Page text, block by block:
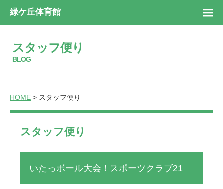
緑ケ丘体育館
スタッフ便り
BLOG
HOME > スタッフ便り
スタッフ便り
いたっボール大会！スポーツクラブ21